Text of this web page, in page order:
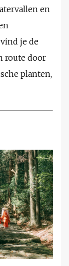
en
je de
route door
planten,